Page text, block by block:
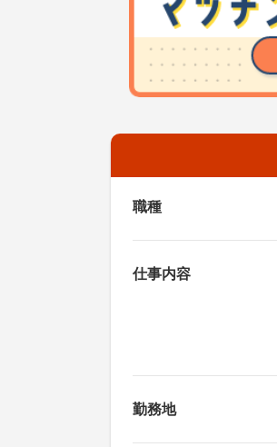
職種
仕事内容
勤務地